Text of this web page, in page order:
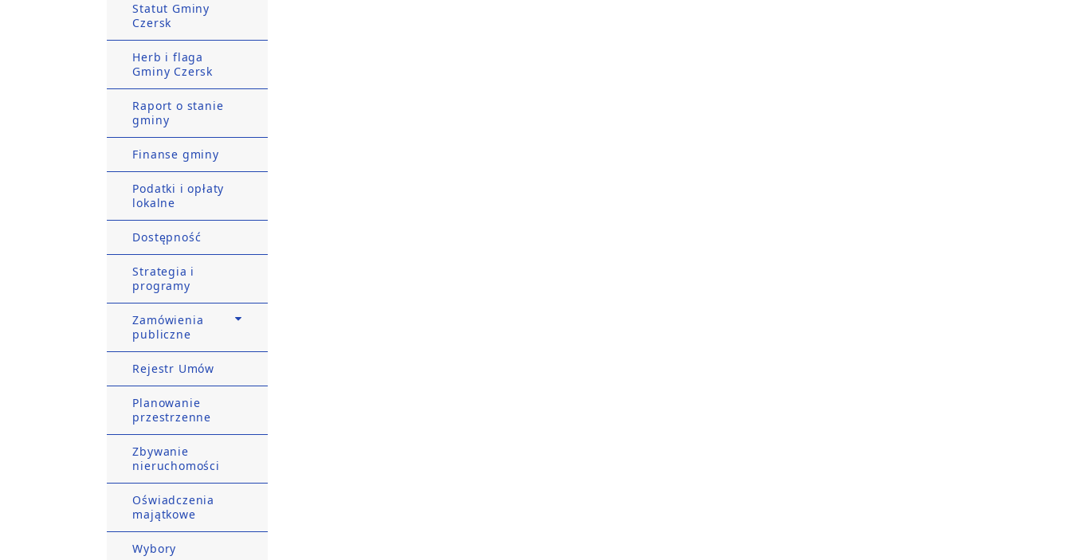
Statut Gminy
Czersk
Herb i flaga
Gminy Czersk
Raport o stanie
gminy
Finanse gminy
Podatki i opłaty
lokalne
Dostępność
Strategia i
programy
Zamówienia
publiczne
Rejestr Umów
Planowanie
przestrzenne
Zbywanie
nieruchomości
Oświadczenia
majątkowe
Wybory